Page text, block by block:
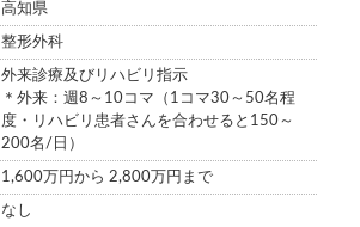
高知県
整形外科
外来診療及びリハビリ指示
＊外来：週8～10コマ（1コマ30～50名程
度・リハビリ患者さんを合わせると150～
200名/日）
1,600万円から 2,800万円まで
なし